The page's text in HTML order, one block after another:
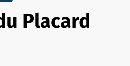
Placard